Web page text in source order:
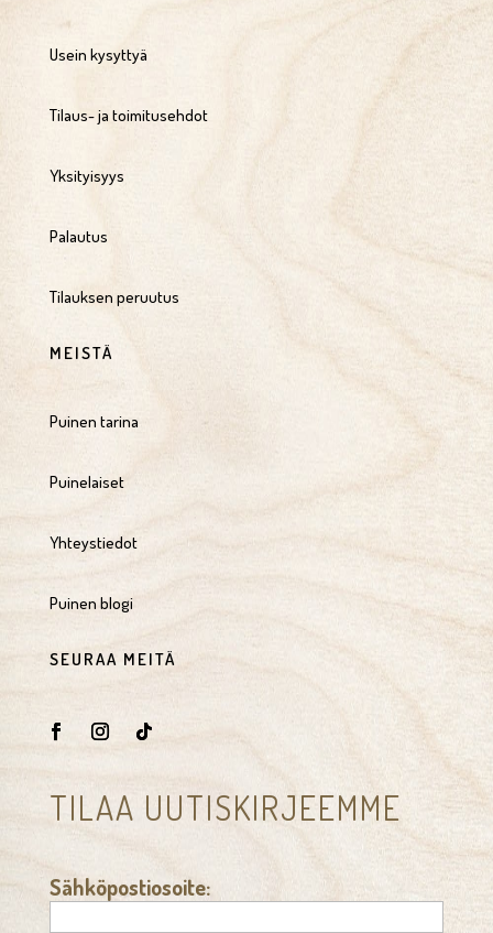
Usein kysyttyä
Tilaus- ja toimitusehdot
Yksityisyys
Palautus
Tilauksen peruutus
MEISTÄ
Puinen tarina
Puinelaiset
Yhteystiedot
Puinen blogi
SEURAA MEITÄ
TILAA UUTISKIRJEEMME
Sähköpostiosoite: